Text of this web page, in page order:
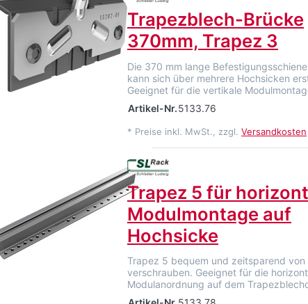
Trapezblech-Brücke
370mm, Trapez 3
Die 370 mm lange
kann sich über mehrere Hochsicken
Geeignet für die vertikale
Artikel-Nr.5133.76
* Preise inkl. MwSt., zzgl. Versandkosten
Trapez 5 für
Modulmontage auf
Hochsicke
Trapez 5 bequem und zeitsparend von
verschrauben. Geeignet für die
Modulanordnung auf dem